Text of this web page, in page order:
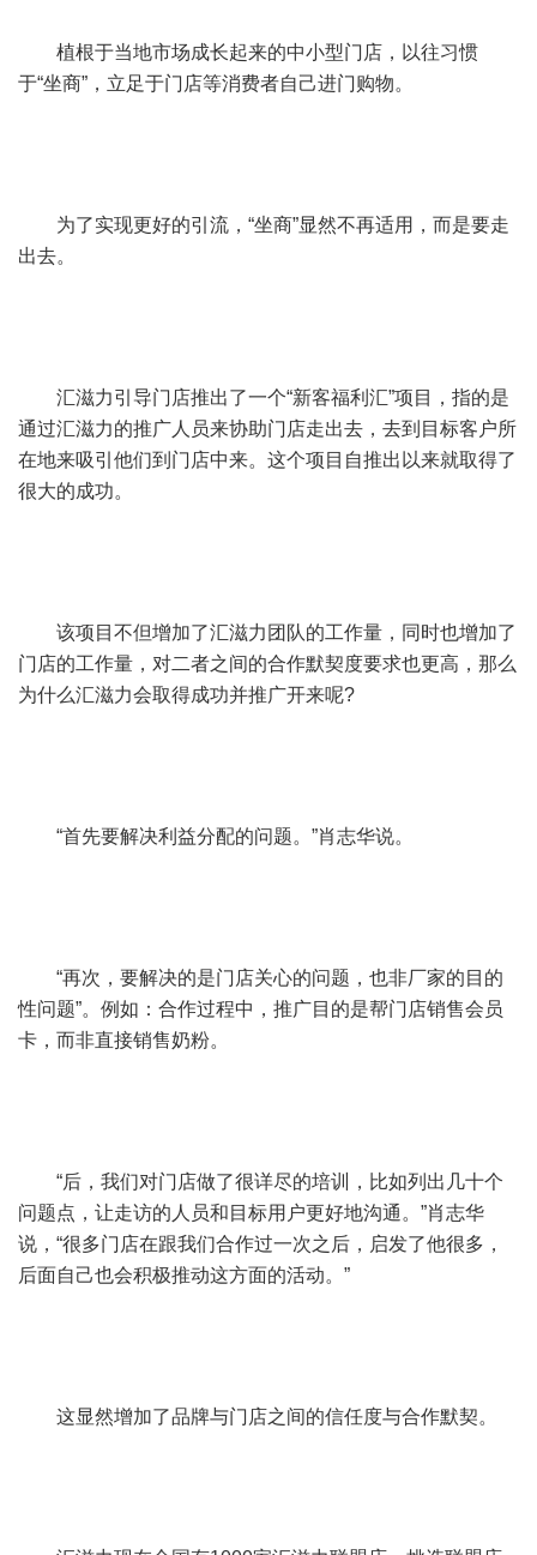
植根于当地市场成长起来的中小型门店，以往习惯
于“坐商”，立足于门店等消费者自己进门购物。
为了实现更好的引流，“坐商”显然不再适用，而是要走
出去。
汇滋力引导门店推出了一个“新客福利汇”项目，指的是
通过汇滋力的推广人员来协助门店走出去，去到目标客户所
在地来吸引他们到门店中来。这个项目自推出以来就取得了
很大的成功。
该项目不但增加了汇滋力团队的工作量，同时也增加了
门店的工作量，对二者之间的合作默契度要求也更高，那么
为什么汇滋力会取得成功并推广开来呢?
“首先要解决利益分配的问题。”肖志华说。
“再次，要解决的是门店关心的问题，也非厂家的目的
性问题”。例如：合作过程中，推广目的是帮门店销售会员
卡，而非直接销售奶粉。
“后，我们对门店做了很详尽的培训，比如列出几十个
问题点，让走访的人员和目标用户更好地沟通。”肖志华
说，“很多门店在跟我们合作过一次之后，启发了他很多，
后面自己也会积极推动这方面的活动。”
这显然增加了品牌与门店之间的信任度与合作默契。